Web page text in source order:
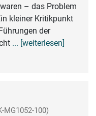
– das Problem
kleiner Kritikpunkt
der
... [weiterlesen]
MG1052-100)